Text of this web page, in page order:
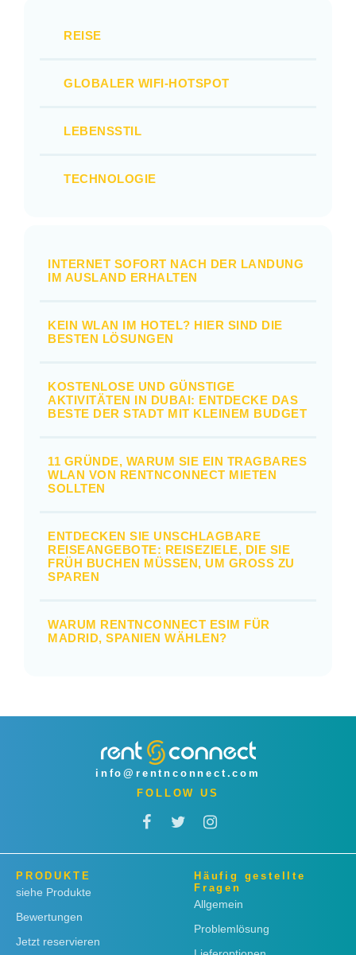
REISE
GLOBALER WIFI-HOTSPOT
LEBENSSTIL
TECHNOLOGIE
INTERNET SOFORT NACH DER LANDUNG
IM AUSLAND ERHALTEN
KEIN WLAN IM HOTEL? HIER SIND DIE
BESTEN LÖSUNGEN
KOSTENLOSE UND GÜNSTIGE
AKTIVITÄTEN IN DUBAI: ENTDECKE DAS
BESTE DER STADT MIT KLEINEM BUDGET
11 GRÜNDE, WARUM SIE EIN TRAGBARES
WLAN VON RENTNCONNECT MIETEN
SOLLTEN
ENTDECKEN SIE UNSCHLAGBARE
REISEANGEBOTE: REISEZIELE, DIE SIE
FRÜH BUCHEN MÜSSEN, UM GROSS ZU S
PAREN
WARUM RENTNCONNECT ESIM FÜR
MADRID, SPANIEN WÄHLEN?
info@rentnconnect.com
FOLLOW US
PRODUKTE
siehe Produkte
Bewertungen
Jetzt reservieren
Häufig gestellte
Fragen
Allgemein
Problemlösung